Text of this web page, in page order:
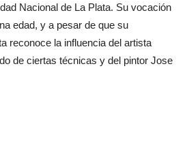
Nacional de La Plata. Su vocación
edad, y a pesar de que su
reconoce la influencia del artista
de ciertas técnicas y del pintor Jose